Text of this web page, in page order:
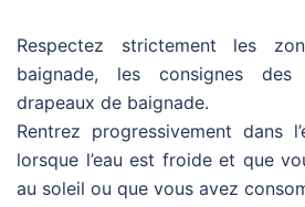
Respectez strictement les
baignade, les consignes
drapeaux de baignade.
Rentrez progressivement dans
lorsque l’eau est froide et que
au soleil ou que vous avez